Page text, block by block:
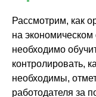
Рассмотрим, как
на
необходимо
контролировать,
необходимы,
работодателя за